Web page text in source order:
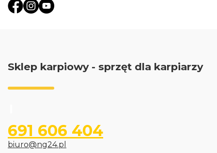
Sklep karpiowy - sprzęt dla karpiarzy
691 606 404
biuro@ng24.pl